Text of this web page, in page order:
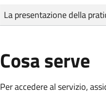
Tipo di pagamento
Importo
La presentazione della
Cosa serve
Per accedere al servizio,